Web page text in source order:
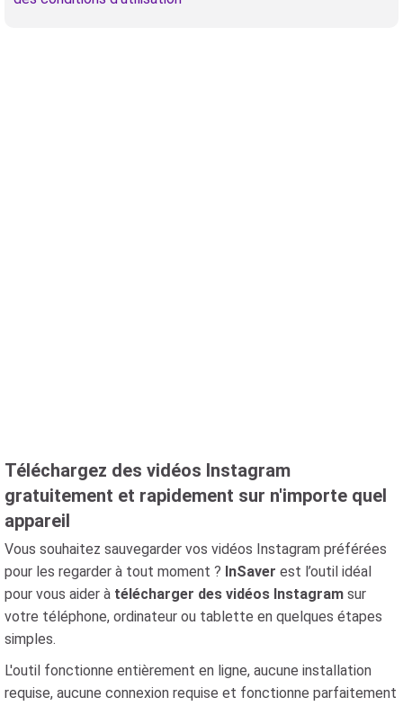
Téléchargez des vidéos Instagram
gratuitement et rapidement sur n'importe quel
appareil
Vous souhaitez sauvegarder vos vidéos Instagram préférées
pour les regarder à tout moment ? InSaver est l’outil idéal
pour vous aider à télécharger des vidéos Instagram sur
votre téléphone, ordinateur ou tablette en quelques étapes
simples.
L'outil fonctionne entièrement en ligne, aucune installation
requise, aucune connexion requise et fonctionne parfaitement